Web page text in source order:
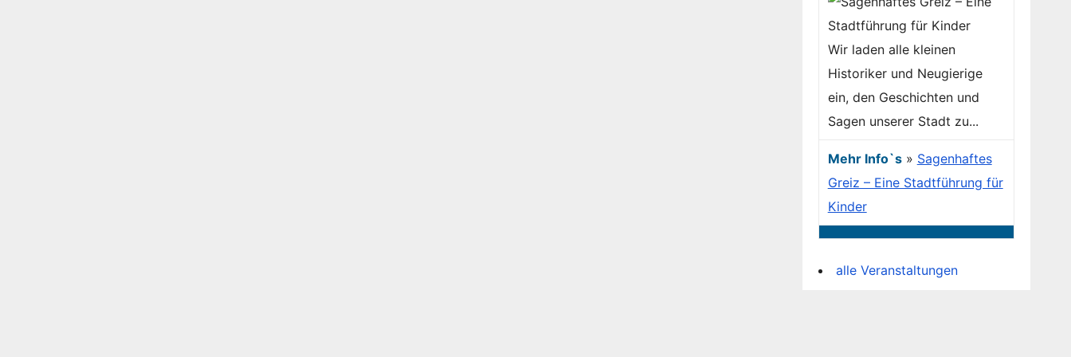
Wir laden alle kleinen
Historiker und Neugierige
ein, den Geschichten und
Sagen unserer Stadt zu...
Mehr Info`s» Sagenhaftes
Greiz – Eine Stadtführung für
Kinder
alle Veranstaltungen